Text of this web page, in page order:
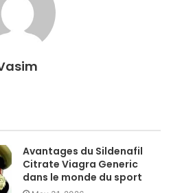
Avantages du Sildenafil
Citrate Viagra Generic
dans le monde du sport